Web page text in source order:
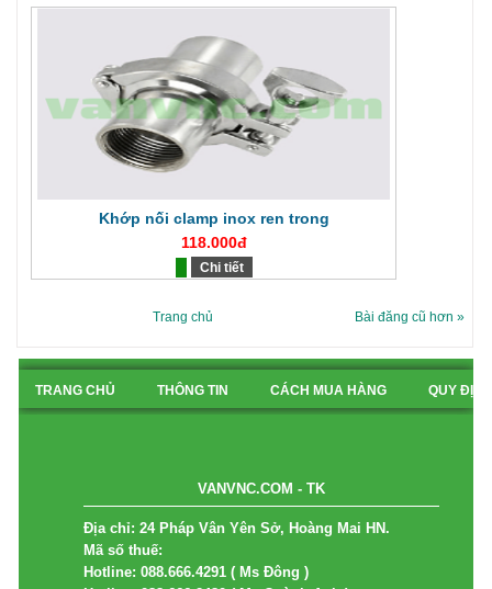
Khớp nối clamp inox ren trong
118.000đ
Chi tiết
Bài đăng cũ hơn »
Trang chủ
TRANG CHỦ THÔNG TIN CÁCH MUA HÀNG QUY
VANVNC.COM - TK
Địa chỉ: 24 Pháp Vân Yên Sở, Hoàng Mai HN.
Mã số thuế:
Hotline: 088.666.4291 ( Ms Đông )